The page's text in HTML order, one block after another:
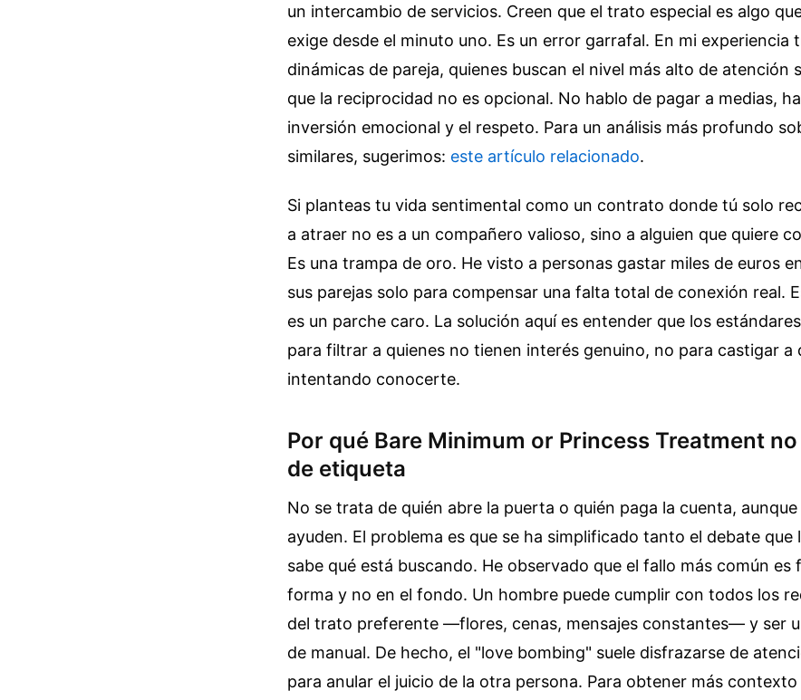
un intercambio de servicios. Creen que el trato especial es algo
exige desde el minuto uno. Es un error garrafal. En mi experiencia
dinámicas de pareja, quienes buscan el nivel más alto de atención
que la reciprocidad no es opcional. No hablo de pagar a medias,
inversión emocional y el respeto. Para un análisis más profundo
similares, sugerimos: este artículo relacionado.
Si planteas tu vida sentimental como un contrato donde tú solo
a atraer no es a un compañero valioso, sino a alguien que quiere
Es una trampa de oro. He visto a personas gastar miles de euros
sus parejas solo para compensar una falta total de conexión real.
es un parche caro. La solución aquí es entender que los
para filtrar a quienes no tienen interés genuino, no para castigar a
intentando conocerte.
Por qué Bare Minimum or Princess Treatment
de etiqueta
No se trata de quién abre la puerta o quién paga la cuenta,
ayuden. El problema es que se ha simplificado tanto el debate que
sabe qué está buscando. He observado que el fallo más común es
forma y no en el fondo. Un hombre puede cumplir con todos los
del trato preferente —flores, cenas, mensajes constantes— y ser
de manual. De hecho, el "love bombing" suele disfrazarse de
para anular el juicio de la otra persona. Para obtener más